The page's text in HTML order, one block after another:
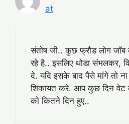
at
संतोष जी.. कुछ फ्रौड लोग
रहे है.. इसलिए थोडा संभलकर,
दे. यदि इसके बाद पैसे मांगे तो
शिकायत करे. आप कुछ दिन वेट
को कितने दिन हुए..